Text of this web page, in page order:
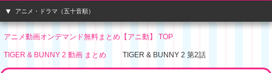
アニメ・ドラマ（五十音順）
アニメ動画オンデマンド無料まとめ【アニ動】 TOP
TIGER & BUNNY 2 動画 まとめ TIGER & BUNNY 2 第2話